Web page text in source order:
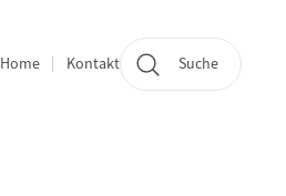
Quicklinks und Sprachwechsel
Home Kontakt Suche